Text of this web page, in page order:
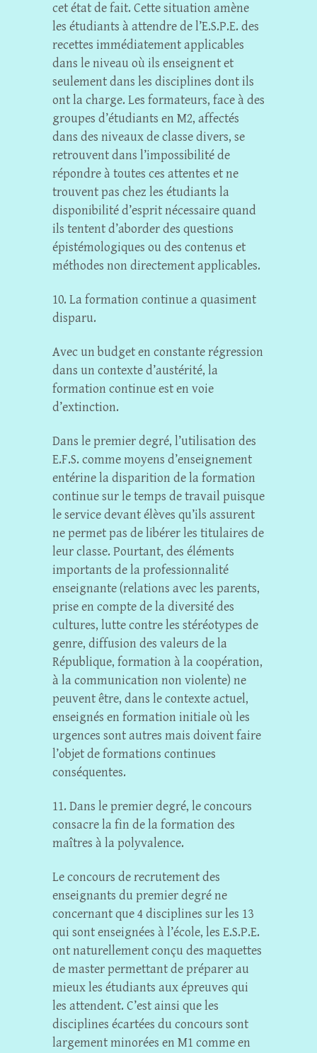
cet état de fait. Cette situation amène
les étudiants à attendre de l’E.S.P.E. des
recettes immédiatement applicables
dans le niveau où ils enseignent et
seulement dans les disciplines dont ils
ont la charge. Les formateurs, face à des
groupes d’étudiants en M2, affectés
dans des niveaux de classe divers, se
retrouvent dans l’impossibilité de
répondre à toutes ces attentes et ne
trouvent pas chez les étudiants la
disponibilité d’esprit nécessaire quand
ils tentent d’aborder des questions
épistémologiques ou des contenus et
méthodes non directement applicables.
10. La formation continue a quasiment
disparu.
Avec un budget en constante régression
dans un contexte d’austérité, la
formation continue est en voie
d’extinction.
Dans le premier degré, l’utilisation des
E.F.S. comme moyens d’enseignement
entérine la disparition de la formation
continue sur le temps de travail puisque
le service devant élèves qu’ils assurent
ne permet pas de libérer les titulaires de
leur classe. Pourtant, des éléments
importants de la professionnalité
enseignante (relations avec les parents,
prise en compte de la diversité des
cultures, lutte contre les stéréotypes de
genre, diffusion des valeurs de la
République, formation à la coopération,
à la communication non violente) ne
peuvent être, dans le contexte actuel,
enseignés en formation initiale où les
urgences sont autres mais doivent faire
l’objet de formations continues
conséquentes.
11. Dans le premier degré, le concours
consacre la fin de la formation des
maîtres à la polyvalence.
Le concours de recrutement des
enseignants du premier degré ne
concernant que 4 disciplines sur les 13
qui sont enseignées à l’école, les E.S.P.E.
ont naturellement conçu des maquettes
de master permettant de préparer au
mieux les étudiants aux épreuves qui
les attendent. C’est ainsi que les
disciplines écartées du concours sont
largement minorées en M1 comme en